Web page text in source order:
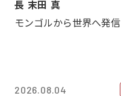
長 末田 真
モンゴルから世界へ発信
2026.08.04